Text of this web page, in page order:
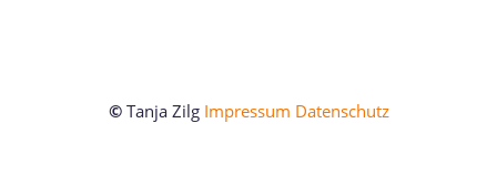
©Tanja Zilg Impressum Datenschutz